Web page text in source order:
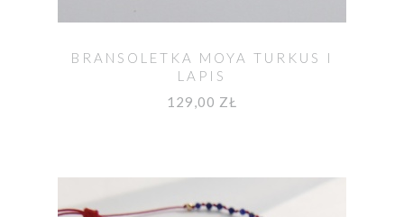
BRANSOLETKA MOYA TURKUS I
LAPIS
129,00 ZŁ